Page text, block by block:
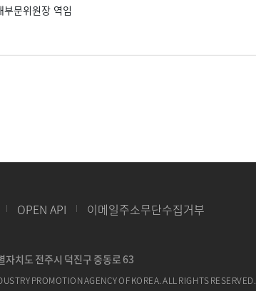
문위원장 역임
OPEN API 이메일주소무단수집거부
치도 전주시 덕진구 중동로 63
PROMOTION AGENCY OF KOREA. ALL RIGHTS RESERVED.